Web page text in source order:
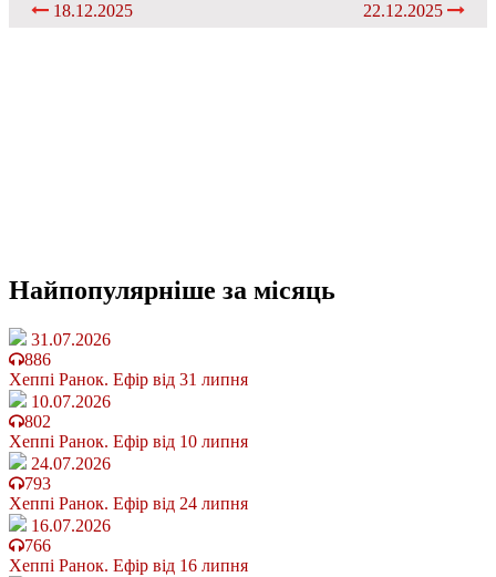
18.12.2025
22.12.2025
Найпопулярніше за місяць
31.07.2026
886
Хеппі Ранок. Ефір від 31 липня
10.07.2026
802
Хеппі Ранок. Ефір від 10 липня
24.07.2026
793
Хеппі Ранок. Ефір від 24 липня
16.07.2026
766
Хеппі Ранок. Ефір від 16 липня